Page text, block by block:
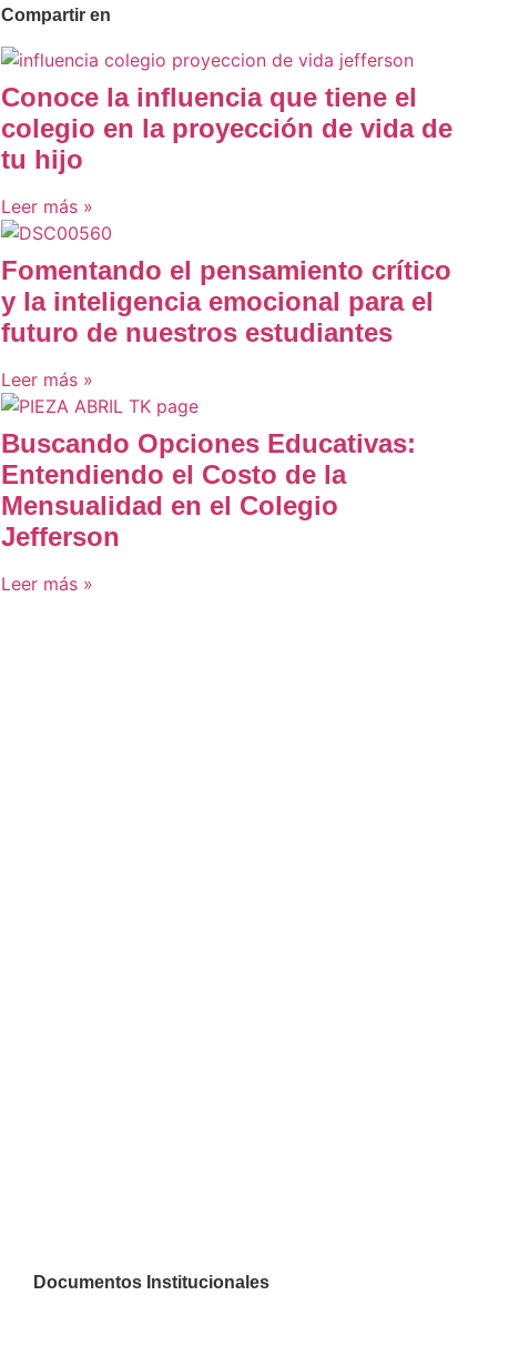
Compartir en
Conoce la influencia que tiene el
colegio en la proyección de vida de
tu hijo
Leer más »
Fomentando el pensamiento crítico
y la inteligencia emocional para el
futuro de nuestros estudiantes
Leer más »
Buscando Opciones Educativas:
Entendiendo el Costo de la
Mensualidad en el Colegio
Jefferson
Leer más »
Documentos Institucionales